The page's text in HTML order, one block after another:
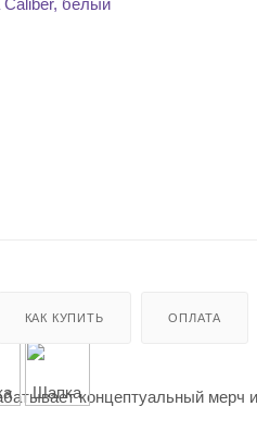
КАК КУПИТЬ ОПЛАТА
концептуальный мерч